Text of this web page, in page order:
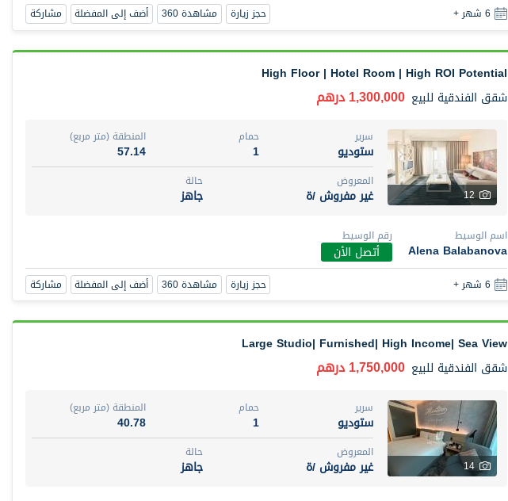
6 شهر + حجز زيارة مشاهدة 360 أضف إلى المفضلة مشاركة
High Floor | Hotel Room | High ROI Potential
شقق الفندقية للبيع 1,300,000 درهم
12
سرير
ستوديو
حمام
1
المنطقة (متر مربع)
57.14
المعروض
غير مفروش /ة
حالة
جاهز
اسم الوسيط
Alena Balabanova
رقم الوسيط
أتصل الأن
6 شهر + حجز زيارة مشاهدة 360 أضف إلى المفضلة مشاركة
Large Studio| Furnished| High Income| Sea View
شقق الفندقية للبيع 1,750,000 درهم
14
سرير
ستوديو
حمام
1
المنطقة (متر مربع)
40.78
المعروض
غير مفروش /ة
حالة
جاهز